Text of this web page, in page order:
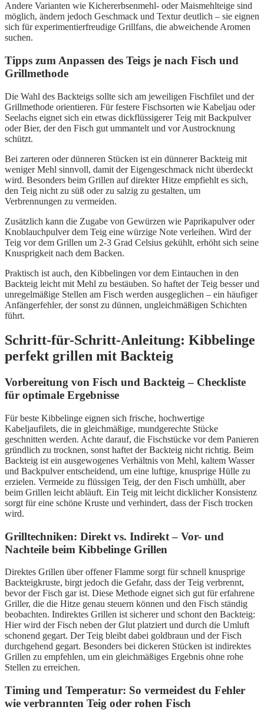
Andere Varianten wie Kichererbsenmehl- oder Maismehlteige sind
möglich, ändern jedoch Geschmack und Textur deutlich – sie eignen
sich für experimentierfreudige Grillfans, die abweichende Aromen
suchen.
Tipps zum Anpassen des Teigs je nach Fisch und
Grillmethode
Die Wahl des Backteigs sollte sich am jeweiligen Fischfilet und der
Grillmethode orientieren. Für festere Fischsorten wie Kabeljau oder
Seelachs eignet sich ein etwas dickflüssigerer Teig mit Backpulver
oder Bier, der den Fisch gut ummantelt und vor Austrocknung
schützt.
Bei zarteren oder dünneren Stücken ist ein dünnerer Backteig mit
weniger Mehl sinnvoll, damit der Eigengeschmack nicht überdeckt
wird. Besonders beim Grillen auf direkter Hitze empfiehlt es sich,
den Teig nicht zu süß oder zu salzig zu gestalten, um
Verbrennungen zu vermeiden.
Zusätzlich kann die Zugabe von Gewürzen wie Paprikapulver oder
Knoblauchpulver dem Teig eine würzige Note verleihen. Wird der
Teig vor dem Grillen um 2-3 Grad Celsius gekühlt, erhöht sich seine
Knusprigkeit nach dem Backen.
Praktisch ist auch, den Kibbelingen vor dem Eintauchen in den
Backteig leicht mit Mehl zu bestäuben. So haftet der Teig besser und
unregelmäßige Stellen am Fisch werden ausgeglichen – ein häufiger
Anfängerfehler, der sonst zu dünnen, ungleichmäßigen Schichten
führt.
Schritt-für-Schritt-Anleitung: Kibbelinge
perfekt grillen mit Backteig
Vorbereitung von Fisch und Backteig – Checkliste
für optimale Ergebnisse
Für beste Kibbelinge eignen sich frische, hochwertige
Kabeljaufilets, die in gleichmäßige, mundgerechte Stücke
geschnitten werden. Achte darauf, die Fischstücke vor dem Panieren
gründlich zu trocknen, sonst haftet der Backteig nicht richtig. Beim
Backteig ist ein ausgewogenes Verhältnis von Mehl, kaltem Wasser
und Backpulver entscheidend, um eine luftige, knusprige Hülle zu
erzielen. Vermeide zu flüssigen Teig, der den Fisch umhüllt, aber
beim Grillen leicht abläuft. Ein Teig mit leicht dicklicher Konsistenz
sorgt für eine schöne Kruste und verhindert, dass der Fisch trocken
wird.
Grilltechniken: Direkt vs. Indirekt – Vor- und
Nachteile beim Kibbelinge Grillen
Direktes Grillen über offener Flamme sorgt für schnell knusprige
Backteigkruste, birgt jedoch die Gefahr, dass der Teig verbrennt,
bevor der Fisch gar ist. Diese Methode eignet sich gut für erfahrene
Griller, die die Hitze genau steuern können und den Fisch ständig
beobachten. Indirektes Grillen ist sicherer und schont den Backteig:
Hier wird der Fisch neben der Glut platziert und durch die Umluft
schonend gegart. Der Teig bleibt dabei goldbraun und der Fisch
durchgehend gegart. Besonders bei dickeren Stücken ist indirektes
Grillen zu empfehlen, um ein gleichmäßiges Ergebnis ohne rohe
Stellen zu erreichen.
Timing und Temperatur: So vermeidest du Fehler
wie verbrannten Teig oder rohen Fisch